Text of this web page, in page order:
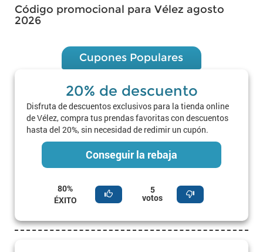
Código promocional para Vélez agosto
2026
Cupones Populares
20% de descuento
Disfruta de descuentos exclusivos para la tienda online
de Vélez, compra tus prendas favoritas con descuentos
hasta del 20%, sin necesidad de redimir un cupón.
Conseguir la rebaja
80%
ÉXITO
5
votos